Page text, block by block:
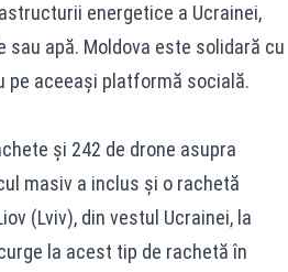
energetice a Ucrainei,
sau apă. Moldova este solidară cu
pe aceeaşi platformă socială.
şi 242 de drone asupra
masiv a inclus şi o rachetă
(Lviv), din vestul Ucrainei, la
la acest tip de rachetă în